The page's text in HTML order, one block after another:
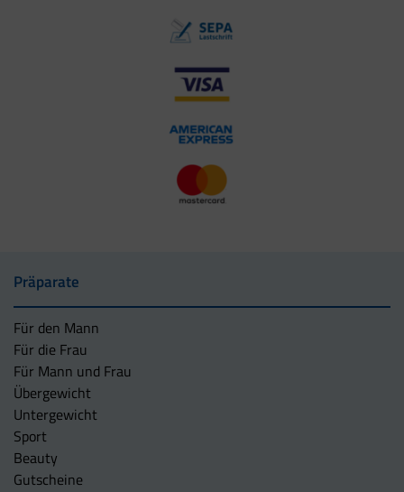
Präparate
Für den Mann
Für die Frau
Für Mann und Frau
Übergewicht
Untergewicht
Sport
Beauty
Gutscheine